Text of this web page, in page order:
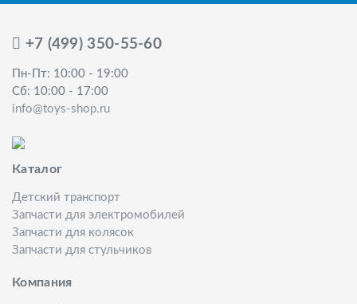
+7 (499) 350-55-60
Пн-Пт: 10:00 - 19:00
Сб: 10:00 - 17:00
info@toys-shop.ru
Каталог
Детский транспорт
Запчасти для электромобилей
Запчасти для колясок
Запчасти для стульчиков
Компания